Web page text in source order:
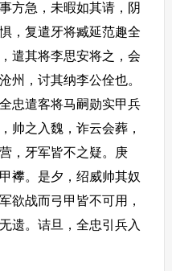
方急，未暇如其请，阴
，复遣牙将臧延范趣全
遣其将李思安将之，会
州，讨其纳李公佺也。
忠遣客将马嗣勋实甲兵
帅之入魏，诈云会葬，
，牙军皆不之疑。庚
襻。是夕，绍威帅其奴
欲战而弓甲皆不可用，
遗。诘旦，全忠引兵入